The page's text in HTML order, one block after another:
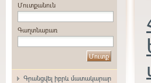
Մուտքանուն
Գաղտնաբառ
Գրանցվել իբրև մատակարար